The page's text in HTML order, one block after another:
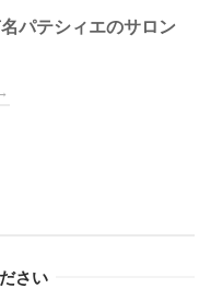
パテシィエのサロン
さい